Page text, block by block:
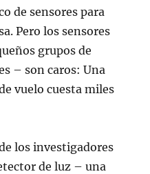
de sensores para
Pero los sensores
grupos de
– son caros: Una
vuelo cuesta miles
los investigadores
de luz – una